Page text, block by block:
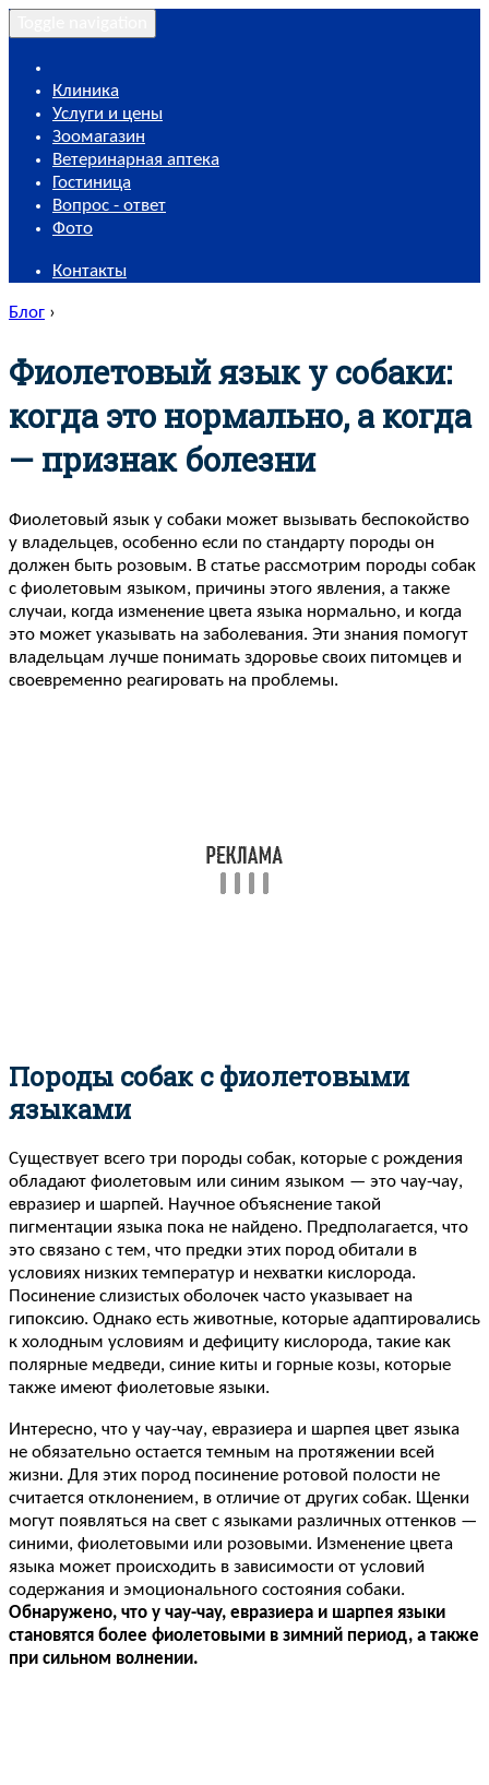
Клиника
Услуги и цены
Зоомагазин
Ветеринарная аптека
Гостиница
Вопрос - ответ
Фото
Контакты
Блог ›
Фиолетовый язык у собаки:
когда это нормально, а когда
— признак болезни
Фиолетовый язык у собаки может вызывать беспокойство
у владельцев, особенно если по стандарту породы он
должен быть розовым. В статье рассмотрим породы собак
с фиолетовым языком, причины этого явления, а также
случаи, когда изменение цвета языка нормально, и когда
это может указывать на заболевания. Эти знания помогут
владельцам лучше понимать здоровье своих питомцев и
своевременно реагировать на проблемы.
Породы собак с фиолетовыми
языками
Существует всего три породы собак, которые с рождения
обладают фиолетовым или синим языком — это чау-чау,
евразиер и шарпей. Научное объяснение такой
пигментации языка пока не найдено. Предполагается, что
это связано с тем, что предки этих пород обитали в
условиях низких температур и нехватки кислорода.
Посинение слизистых оболочек часто указывает на
гипоксию. Однако есть животные, которые адаптировались
к холодным условиям и дефициту кислорода, такие как
полярные медведи, синие киты и горные козы, которые
также имеют фиолетовые языки.
Интересно, что у чау-чау, евразиера и шарпея цвет языка
не обязательно остается темным на протяжении всей
жизни. Для этих пород посинение ротовой полости не
считается отклонением, в отличие от других собак. Щенки
могут появляться на свет с языками различных оттенков —
синими, фиолетовыми или розовыми. Изменение цвета
языка может происходить в зависимости от условий
содержания и эмоционального состояния собаки.
Обнаружено, что у чау-чау, евразиера и шарпея языки
становятся более фиолетовыми в зимний период, а также
при сильном волнении.